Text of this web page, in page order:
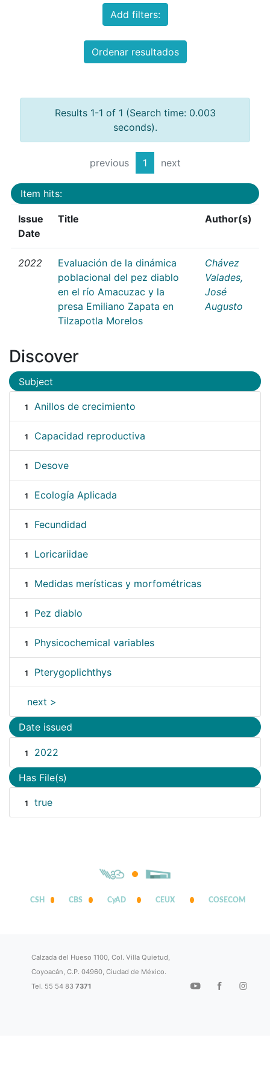
Add filters:
Ordenar resultados
Results 1-1 of 1 (Search time: 0.003
seconds).
previous 1 next
Item hits:
Issue
Date
Title Author(s)
2022
Evaluación de la dinámica
poblacional del pez diablo
en el río Amacuzac y la
presa Emiliano Zapata en
Tilzapotla Morelos
Chávez
Valades,
José
Augusto
Discover
Subject
1 Anillos de crecimiento
1 Capacidad reproductiva
1 Desove
1 Ecología Aplicada
1 Fecundidad
1 Loricariidae
1 Medidas merísticas y morfométricas
1 Pez diablo
1 Physicochemical variables
1 Pterygoplichthys
next >
Date issued
1 2022
Has File(s)
1 true
CSH CBS CyAD CEUX COSECOM
Calzada del Hueso 1100, Col. Villa Quietud,
Coyoacán, C.P. 04960, Ciudad de México.
Tel. 55 54 837371